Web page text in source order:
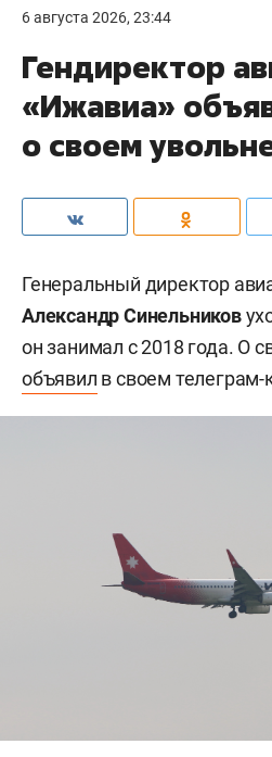
6 августа 2026, 23:44
Гендиректор
«Ижавиа»
о своем
Генеральный директор
Александр Синельников
он занимал с 2018 года. О
объявил в своем телеграм-